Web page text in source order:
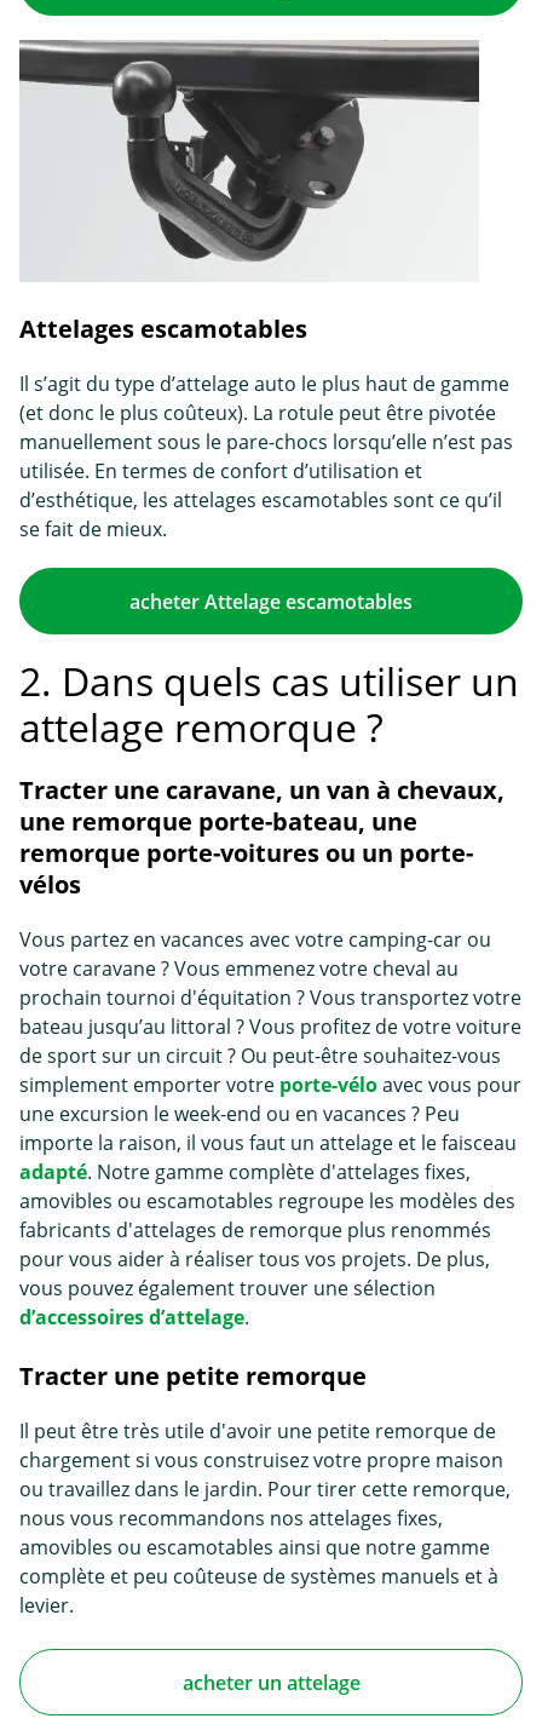
Attelages escamotables
Il s’agit du type d’attelage auto le plus haut de gamme
(et donc le plus coûteux). La rotule peut être pivotée
manuellement sous le pare-chocs lorsqu’elle n’est pas
utilisée. En termes de confort d’utilisation et
d’esthétique, les attelages escamotables sont ce qu’il
se fait de mieux.
acheter Attelage escamotables
2. Dans quels cas utiliser un
attelage remorque ?
Tracter une caravane, un van à chevaux,
une remorque porte-bateau, une
remorque porte-voitures ou un porte-
vélos
Vous partez en vacances avec votre camping-car ou
votre caravane ? Vous emmenez votre cheval au
prochain tournoi d'équitation ? Vous transportez votre
bateau jusqu’au littoral ? Vous profitez de votre voiture
de sport sur un circuit ? Ou peut-être souhaitez-vous
simplement emporter votre porte-véloavec vous pour
une excursion le week-end ou en vacances ? Peu
importe la raison, il vous faut un attelage et le faisceau
adapté. Notre gamme complète d'attelages fixes,
amovibles ou escamotables regroupe les modèles des
fabricants d'attelages de remorque plus renommés
pour vous aider à réaliser tous vos projets. De plus,
vous pouvez également trouver une sélection
d’accessoires d’attelage.
Tracter une petite remorque
Il peut être très utile d'avoir une petite remorque de
chargement si vous construisez votre propre maison
ou travaillez dans le jardin. Pour tirer cette remorque,
nous vous recommandons nos attelages fixes,
amovibles ou escamotables ainsi que notre gamme
complète et peu coûteuse de systèmes manuels et à
levier.
acheter un attelage